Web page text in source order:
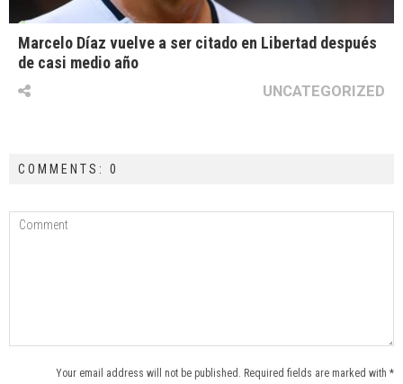
Marcelo Díaz vuelve a ser citado en Libertad después
de casi medio año
UNCATEGORIZED
COMMENTS: 0
Your email address will not be published. Required fields are marked with *